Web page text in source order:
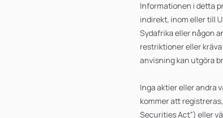
Informationen i detta
indirekt, inom eller till
Sydafrika eller någon
restriktioner eller
anvisning kan utgöra
Inga aktier eller andra
kommer att
Securities Act”) eller